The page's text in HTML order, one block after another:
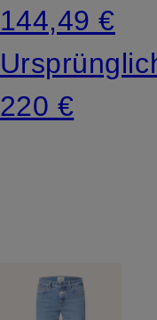
144,49 €
220 €